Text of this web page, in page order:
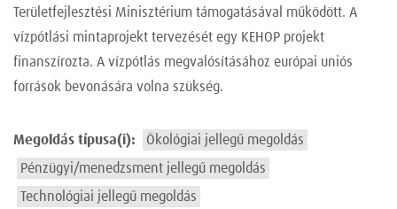
Területfejlesztési Minisztérium támogatásával működött. A
vízpótlási mintaprojekt tervezését egy KEHOP projekt
finanszírozta. A vízpótlás megvalósításához európai uniós
források bevonására volna szükség.
Megoldás típusa(i):
Ökológiai jellegű megoldás
Pénzügyi/menedzsment jellegű megoldás
Technológiai jellegű megoldás